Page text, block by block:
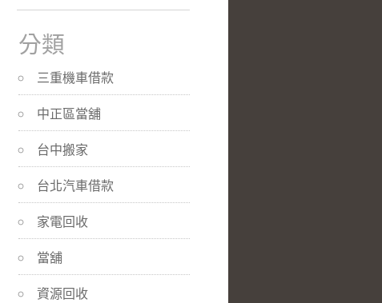
分類
三重機車借款
中正區當舖
台中搬家
台北汽車借款
家電回收
當舖
資源回收